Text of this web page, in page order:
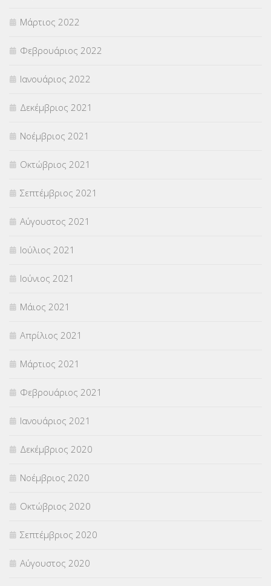
Μάρτιος 2022
Φεβρουάριος 2022
Ιανουάριος 2022
Δεκέμβριος 2021
Νοέμβριος 2021
Οκτώβριος 2021
Σεπτέμβριος 2021
Αύγουστος 2021
Ιούλιος 2021
Ιούνιος 2021
Μάιος 2021
Απρίλιος 2021
Μάρτιος 2021
Φεβρουάριος 2021
Ιανουάριος 2021
Δεκέμβριος 2020
Νοέμβριος 2020
Οκτώβριος 2020
Σεπτέμβριος 2020
Αύγουστος 2020